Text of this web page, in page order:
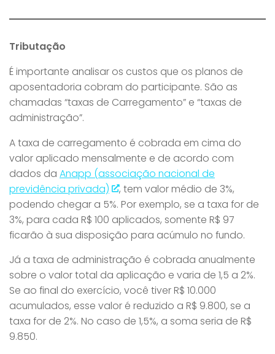
Tributação
É importante analisar os custos que os planos de
aposentadoria cobram do participante. São as
chamadas “taxas de Carregamento” e “taxas de
administração”.
A taxa de carregamento é cobrada em cima do
valor aplicado mensalmente e de acordo com
dados da Anapp (associação nacional de
previdência privada)
, tem valor médio de 3%,
podendo chegar a 5%. Por exemplo, se a taxa for de
3%, para cada R$ 100 aplicados, somente R$ 97
ficarão à sua disposição para acúmulo no fundo.
Já a taxa de administração é cobrada anualmente
sobre o valor total da aplicação e varia de 1,5 a 2%.
Se ao final do exercício, você tiver R$ 10.000
acumulados, esse valor é reduzido a R$ 9.800, se a
taxa for de 2%. No caso de 1,5%, a soma seria de R$
9.850.